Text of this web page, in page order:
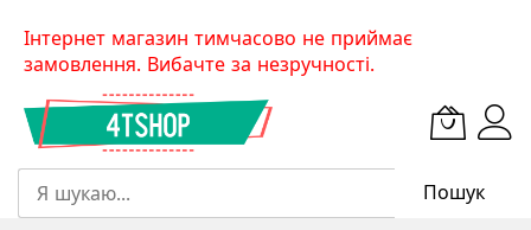
SkipІнтернет магазин тимчасово не приймає
замовлення. Вибачте за незручності.
Пошук